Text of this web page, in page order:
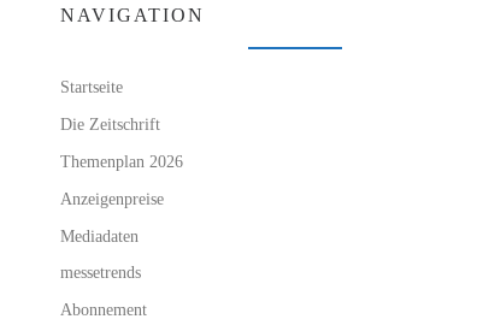
NAVIGATION
Startseite
Die Zeitschrift
Themenplan 2026
Anzeigenpreise
Mediadaten
messetrends
Abonnement